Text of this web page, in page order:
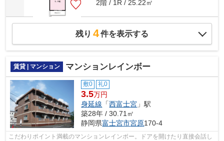
2階 / 1R / 25.22㎡
残り 4件を表示する
賃貸 | マンション マンションレインボー
敷0 礼0
3.5万円
身延線 「西富士宮 」駅
築28年 / 30.71㎡
静岡県富士宮市宮原170-4
こだわりポイント満載のマンションレインボー。ドアを開けたり直接会話し